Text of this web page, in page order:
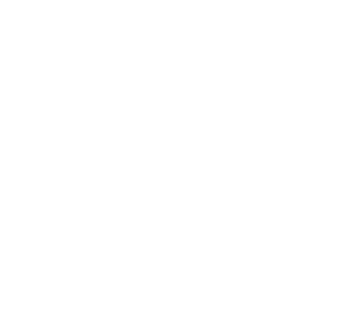
Miglioramento della reputazione e adozione di buone
Migliorare il rapporto con parti sociali, istituzioni,
Riduzione dei costi (attraverso, ad esempio, la
Invio all’Organismo di Certificazione della